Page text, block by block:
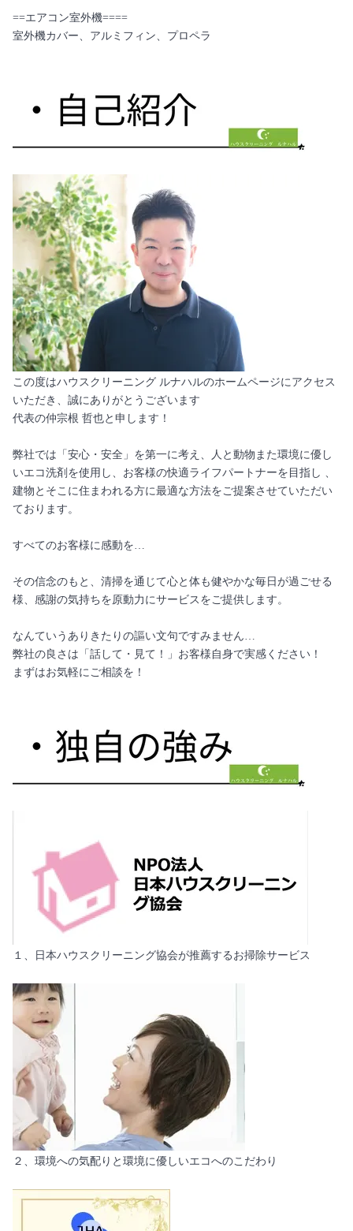
==エアコン室外機====
室外機カバー、アルミフィン、プロペラ
この度はハウスクリーニング ルナハルのホームページにアクセス
いただき、誠にありがとうございます
代表の仲宗根 哲也と申します！
弊社では「安心・安全」を第一に考え、人と動物また環境に優し
いエコ洗剤を使用し、お客様の快適ライフパートナーを目指し 、
建物とそこに住まわれる方に最適な方法をご提案させていただい
ております。
すべてのお客様に感動を…
その信念のもと、清掃を通じて心と体も健やかな毎日が過ごせる
様、感謝の気持ちを原動力にサービスをご提供します。
なんていうありきたりの謳い文句ですみません…
弊社の良さは「話して・見て！」お客様自身で実感ください！
まずはお気軽にご相談を！
１、日本ハウスクリーニング協会が推薦するお掃除サービス
２、環境への気配りと環境に優しいエコへのこだわり